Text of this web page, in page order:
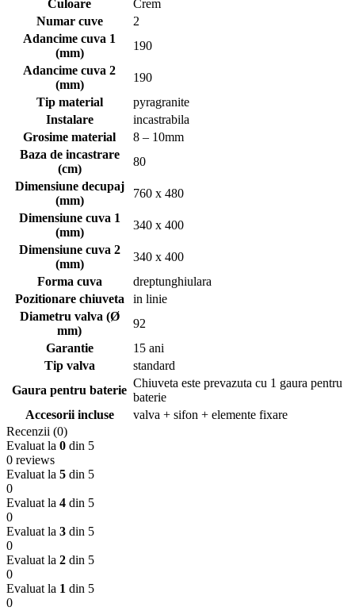
Culoare
Crem
Numar cuve
2
Adancime cuva 1
(mm)
190
Adancime cuva 2
(mm)
190
Tip material
pyragranite
Instalare
incastrabila
Grosime material
8 – 10mm
Baza de incastrare
(cm)
80
Dimensiune decupaj
(mm)
760 x 480
Dimensiune cuva 1
(mm)
340 x 400
Dimensiune cuva 2
(mm)
340 x 400
Forma cuva
dreptunghiulara
Pozitionare chiuveta
in linie
Diametru valva (Ø
mm)
92
Garantie
15 ani
Tip valva
standard
Gaura pentru baterie
Chiuveta este prevazuta cu 1 gaura pentru
baterie
Accesorii incluse
valva + sifon + elemente fixare
Recenzii (0)
Evaluat la 0 din 5
0 reviews
Evaluat la 5 din 5
0
Evaluat la 4 din 5
0
Evaluat la 3 din 5
0
Evaluat la 2 din 5
0
Evaluat la 1 din 5
0